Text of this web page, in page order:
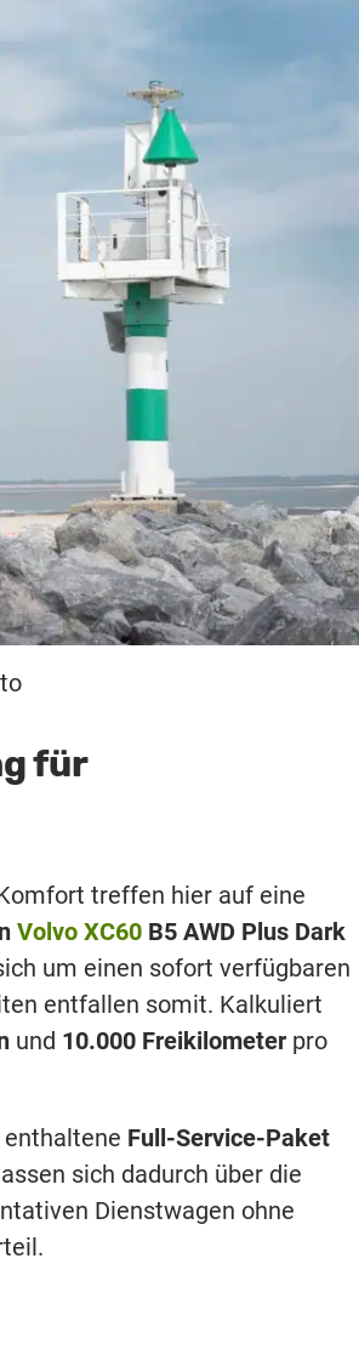
für
treffen hier auf eine
Volvo XC60 B5 AWD Plus Dark
um einen sofort verfügbaren
entfallen somit. Kalkuliert
und 10.000 Freikilometer pro
Full-Service-Paket
sich dadurch über die
Dienstwagen ohne